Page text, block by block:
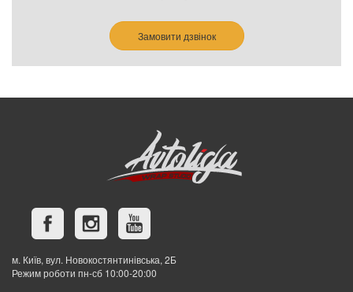
Замовити дзвінок
м. Київ, вул. Новокостянтинівська, 2Б
Режим роботи пн-сб 10:00-20:00